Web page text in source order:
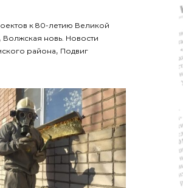
к 80-летию Великой
, Волжская новь. Новости
района, Подвиг